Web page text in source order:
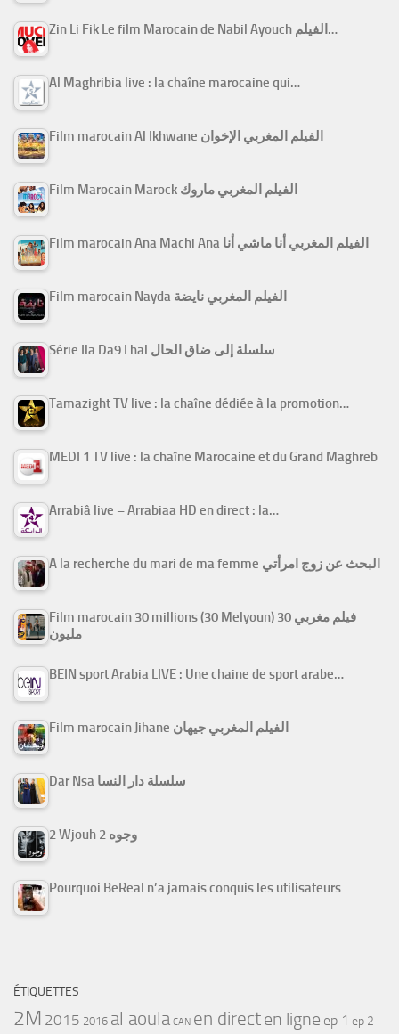
Zin Li Fik Le film Marocain de Nabil Ayouch الفيلم…
Al Maghribia live : la chaîne marocaine qui…
Film marocain Al Ikhwane الفيلم المغربي الإخوان
Film Marocain Marock الفيلم المغربي ماروك
Film marocain Ana Machi Ana الفيلم المغربي أنا ماشي أنا
Film marocain Nayda الفيلم المغربي نايضة
Série Ila Da9 Lhal سلسلة إلى ضاق الحال
Tamazight TV live : la chaîne dédiée à la promotion…
MEDI 1 TV live : la chaîne Marocaine et du Grand Maghreb
Arrabiâ live – Arrabiaa HD en direct : la…
A la recherche du mari de ma femme البحث عن زوج امرأتي
Film marocain 30 millions (30 Melyoun) فيلم مغربي 30
مليون
BEIN sport Arabia LIVE : Une chaine de sport arabe…
Film marocain Jihane الفيلم المغربي جيهان
Dar Nsa سلسلة دار النسا
2 Wjouh 2 وجوه
Pourquoi BeReal n’a jamais conquis les utilisateurs
ÉTIQUETTES
2M 2015 2016 al aoula CAN en directen ligne ep 1 ep 2